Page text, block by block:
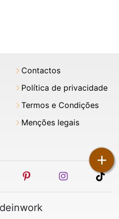
+
Contactos
Política de privacidade
Termos e Condições
Menções legais
youtubepinterestinstagram